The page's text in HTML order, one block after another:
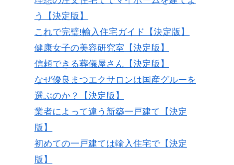
う【決定版】
これで完璧!輸入住宅ガイド【決定版】
健康女子の美容研究室【決定版】
信頼できる葬儀屋さん【決定版】
なぜ優良まつエクサロンは国産グルーを
選ぶのか？【決定版】
業者によって違う新築一戸建て【決定
版】
初めての一戸建ては輸入住宅で【決定
版】